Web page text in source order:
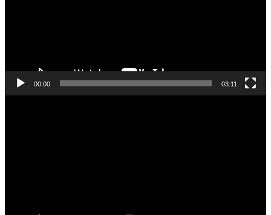
00:00 03:11